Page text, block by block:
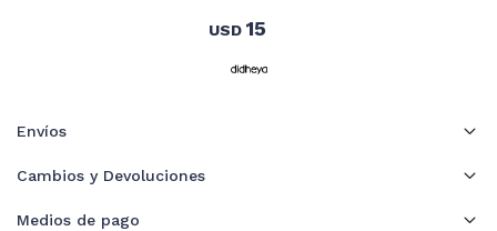
USD 15
Envíos
Cambios y Devoluciones
Medios de pago